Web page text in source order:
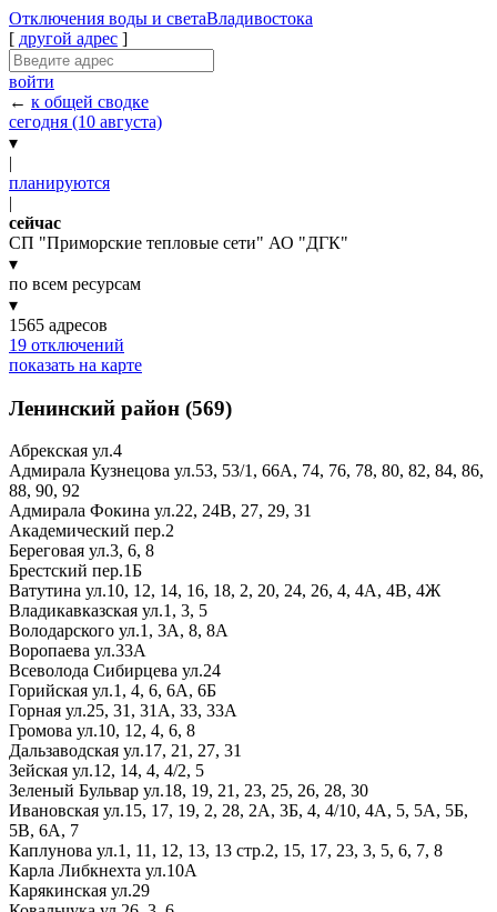
Отключения воды и светаВладивостока
[ другой адрес ]
войти
← к общей сводке
сегодня (10 августа)
▾
|
планируются
|
сейчас
СП "Приморские тепловые сети" АО "ДГК"
▾
по всем ресурсам
▾
1565 адресов
19 отключений
показать на карте
Ленинский район (569)
Абрекская ул.4
Адмирала Кузнецова ул.53, 53/1, 66А, 74, 76, 78, 80, 82, 84, 86,
88, 90, 92
Адмирала Фокина ул.22, 24В, 27, 29, 31
Академический пер.2
Береговая ул.3, 6, 8
Брестский пер.1Б
Ватутина ул.10, 12, 14, 16, 18, 2, 20, 24, 26, 4, 4А, 4В, 4Ж
Владикавказская ул.1, 3, 5
Володарского ул.1, 3А, 8, 8А
Воропаева ул.33А
Всеволода Сибирцева ул.24
Горийская ул.1, 4, 6, 6А, 6Б
Горная ул.25, 31, 31А, 33, 33А
Громова ул.10, 12, 4, 6, 8
Дальзаводская ул.17, 21, 27, 31
Зейская ул.12, 14, 4, 4/2, 5
Зеленый Бульвар ул.18, 19, 21, 23, 25, 26, 28, 30
Ивановская ул.15, 17, 19, 2, 28, 2А, 3Б, 4, 4/10, 4А, 5, 5А, 5Б,
5В, 6А, 7
Каплунова ул.1, 11, 12, 13, 13 стр.2, 15, 17, 23, 3, 5, 6, 7, 8
Карла Либкнехта ул.10А
Карякинская ул.29